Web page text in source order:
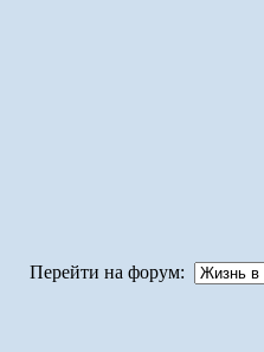
Перейти на форум: